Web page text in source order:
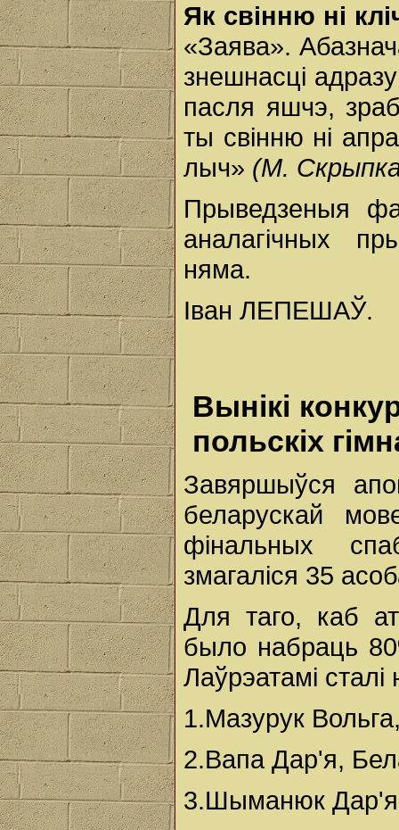
Як свінню ні
«Заява».
знешнасці
пасля яшчэ,
ты свінню ні
лыч» (М.
Прыведзеныя
аналагічных
няма.
Іван ЛЕПЕШАЎ.
Вынікі
польскіх
Завяршыўся
беларускай
фінальных
змагаліся 35
Для таго, каб
было набраць
Лаўрэатамі сталі
1.Мазурук
2.Вапа Дар'я,
3.Шыманюк